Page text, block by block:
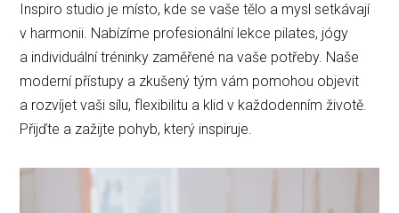
Inspiro studio je místo, kde se vaše tělo a mysl setkávají
v harmonii. Nabízíme profesionální lekce pilates, jógy
a individuální tréninky zaměřené na vaše potřeby. Naše
moderní přístupy a zkušený tým vám pomohou objevit
a rozvíjet vaši sílu, flexibilitu a klid v každodenním životě.
Přijďte a zažijte pohyb, který inspiruje.